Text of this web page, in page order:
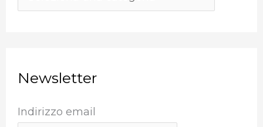
Newsletter
Indirizzo email